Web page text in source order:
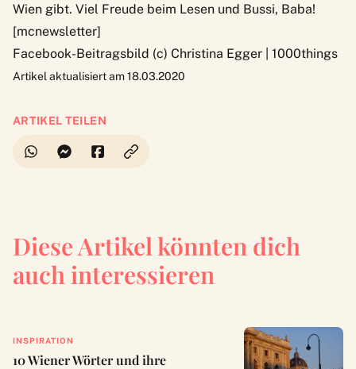
Wien gibt. Viel Freude beim Lesen und Bussi, Baba!
[mcnewsletter]
Facebook-Beitragsbild (c) Christina Egger | 1000things
Artikel aktualisiert am 18.03.2020
ARTIKEL TEILEN
Diese Artikel könnten dich
auch interessieren
INSPIRATION
10 Wiener Wörter und ihre